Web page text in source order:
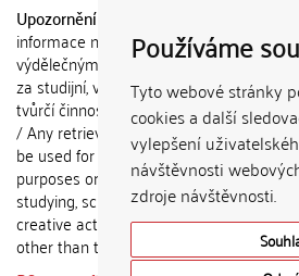
Používáme
Tyto webové stránky
cookies a další
vylepšení
návštěvnosti
zdroje návštěvnosti.
Upozornění / Notice:
informace nemohou být použity k
výdělečným účelům nebo vydávány
za studijní, vědeckou nebo jinou
tvůrčí činnost jiné osoby než autora.
/ Any retrieved information shall not
be used for any commercial
purposes or claimed as results of
studying, scientific or any other
creative activities of any person
other than the author.